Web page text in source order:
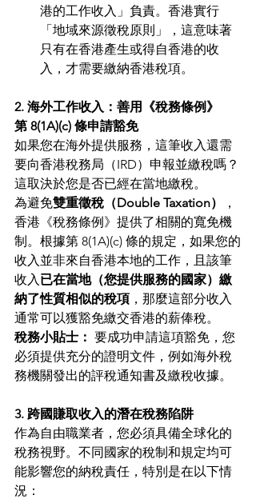
港的工作收入」負責。香港實行
「地域來源徵稅原則」，這意味著
只有在香港產生或得自香港的收
入，才需要繳納香港稅項。
2. 海外工作收入：善用《稅務條例》
第 8(1A)(c) 條申請豁免
如果您在海外提供服務，這筆收入還需
要向香港稅務局（IRD）申報並繳稅嗎？
這取決於您是否已經在當地繳稅。
為避免雙重徵稅（Double Taxation）
，
香港《稅務條例》提供了相關的寬免機
制。根據第 8(1A)(c) 條的規定，如果您的
收入並非來自香港本地的工作，且該筆
收入 已在當地（您提供服務的國家）繳
納了性質相似的稅項 ，那麼這部分收入
通常可以獲豁免繳交香港的薪俸稅。
稅務小貼士： 要成功申請這項豁免，您
必須提供充分的證明文件，例如海外稅
務機關發出的評稅通知書及繳稅收據。
3. 跨國賺取收入的潛在稅務陷阱
作為自由職業者，您必須具備全球化的
稅務視野。不同國家的稅制和規定均可
能影響您的納稅責任，特別是在以下情
況：